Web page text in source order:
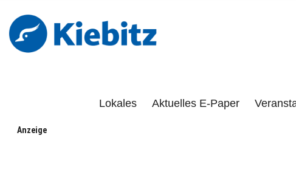
Kiebitz-Online
Lokales Aktuelles E-Paper
Anzeige